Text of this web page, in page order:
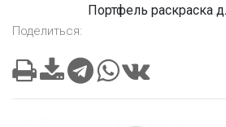
Портфель раскраска
Поделиться: